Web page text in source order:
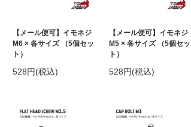
【メール便可】イモネジ
M6 × 各サイズ （5個セッ
ト）
528円(税込)
【メール便可】イモネジ
M5 × 各サイズ （5個セッ
ト）
528円(税込)